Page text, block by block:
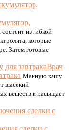
состоит из гибкой
которые
Затем готовые
Врач
Манную кашу
высокий
веществ и насыщает
сделки с